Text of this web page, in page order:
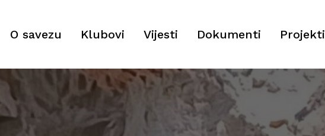
O savezu Klubovi Vijesti Dokumenti Projekti